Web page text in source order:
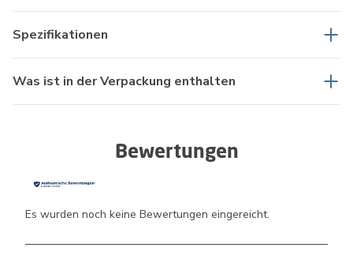
Spezifikationen
Was ist in der Verpackung enthalten
Bewertungen
Es wurden noch keine Bewertungen eingereicht.